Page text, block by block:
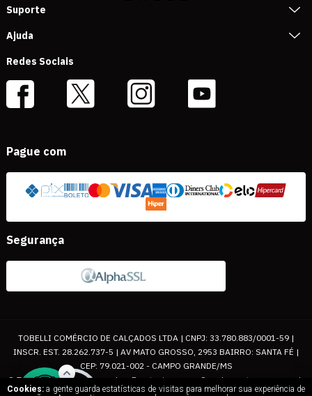
Suporte
Ajuda
Redes Sociais
Pague com
Segurança
TOBELLI COMÉRCIO DE CALÇADOS LTDA | CNPJ: 33.780.883/0001-59 |
INSCR. EST. 28.262.737-5 | AV MATO GROSSO, 2953 BAIRRO: SANTA FÉ |
CEP: 79.021-002 - CAMPO GRANDE/MS
© Todos os direitos reservados. Eventuais promoções, descontos e prazos de
pagamento expostos aqui são válidos apenas para compras via internet. As
Cookies: a gente guarda estatísticas de visitas para melhorar sua experiência de